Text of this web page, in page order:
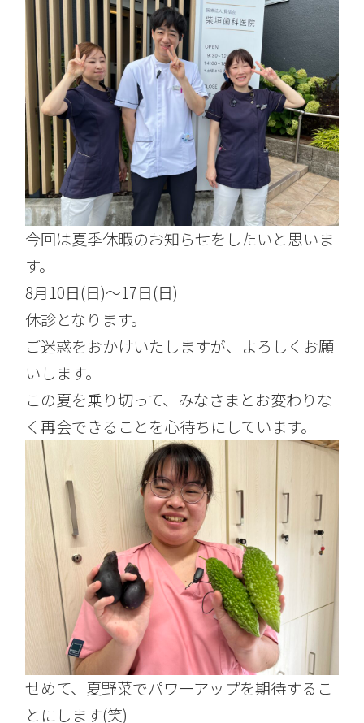
今回は夏季休暇のお知らせをしたいと思いま
す。
8月10日(日)〜17日(日)
休診となります。
ご迷惑をおかけいたしますが、よろしくお願
いします。
この夏を乗り切って、みなさまとお変わりな
く再会できることを心待ちにしています。
せめて、夏野菜でパワーアップを期待するこ
とにします(笑)